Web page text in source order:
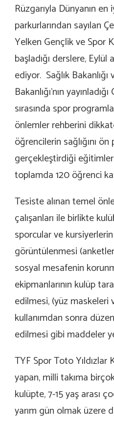
Rüzgarıyla Dünyanın en
parkurlarından sayılan
Yelken Gençlik ve Spor
başladığı derslere, Eylül
ediyor. Sağlık
Bakanlığı’nın
sırasında spor
önlemler rehberini
öğrencilerin sağlığını
gerçekleştirdiği
toplamda 120 öğrenci
Tesiste alınan temel
çalışanları ile birlikte
sporcular ve kursiyerlerin
görüntülenmesi
sosyal mesafenin
ekipmanlarının kulüp
edilmesi, (yüz maskeleri
kullanımdan sonra
edilmesi gibi maddeler
TYF Spor Toto Yıldızlar
yapan, milli takıma
kulüpte, 7-15 yaş arası
yarım gün olmak üzere